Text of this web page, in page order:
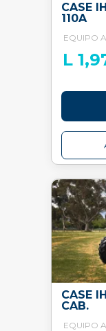
CASE
110A
EQUIPO
L
CASE
CAB.
EQUIPO